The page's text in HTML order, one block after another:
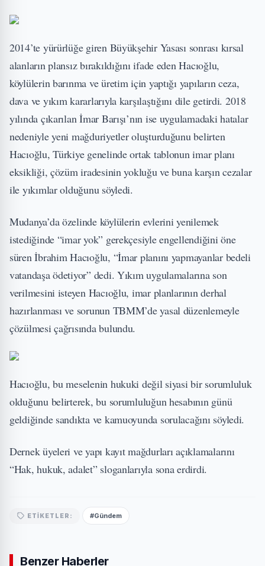
2014’te yürürlüğe giren Büyükşehir Yasası sonrası kırsal
alanların plansız bırakıldığını ifade eden Hacıoğlu,
köylülerin barınma ve üretim için yaptığı yapıların ceza,
dava ve yıkım kararlarıyla karşılaştığını dile getirdi. 2018
yılında çıkarılan İmar Barışı’nın ise uygulamadaki hatalar
nedeniyle yeni mağduriyetler oluşturduğunu belirten
Hacıoğlu, Türkiye genelinde ortak tablonun imar planı
eksikliği, çözüm iradesinin yokluğu ve buna karşın cezalar
ile yıkımlar olduğunu söyledi.
Mudanya’da özelinde köylülerin evlerini yenilemek
istediğinde “imar yok” gerekçesiyle engellendiğini öne
süren İbrahim Hacıoğlu, “İmar planını yapmayanlar bedeli
vatandaşa ödetiyor” dedi. Yıkım uygulamalarına son
verilmesini isteyen Hacıoğlu, imar planlarının derhal
hazırlanması ve sorunun TBMM’de yasal düzenlemeyle
çözülmesi çağrısında bulundu.
Hacıoğlu, bu meselenin hukuki değil siyasi bir sorumluluk
olduğunu belirterek, bu sorumluluğun hesabının günü
geldiğinde sandıkta ve kamuoyunda sorulacağını söyledi.
Dernek üyeleri ve yapı kayıt mağdurları açıklamalarını
“Hak, hukuk, adalet” sloganlarıyla sona erdirdi.
ETIKETLER: #Gündem
Benzer Haberler